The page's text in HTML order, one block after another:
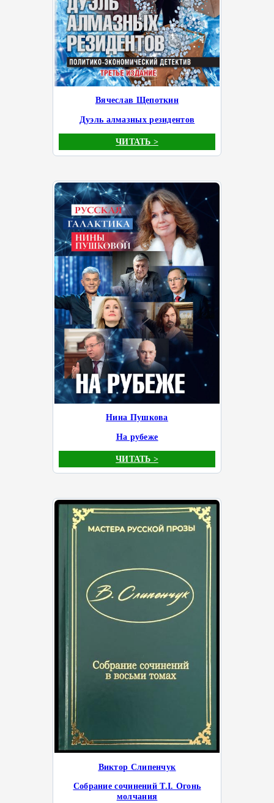
Вячеслав Щепоткин
Дуэль алмазных резидентов
ЧИТАТЬ >
Нина Пушкова
На рубеже
ЧИТАТЬ >
Виктор Слипенчук
Собрание сочинений Т.I. Огонь
молчания